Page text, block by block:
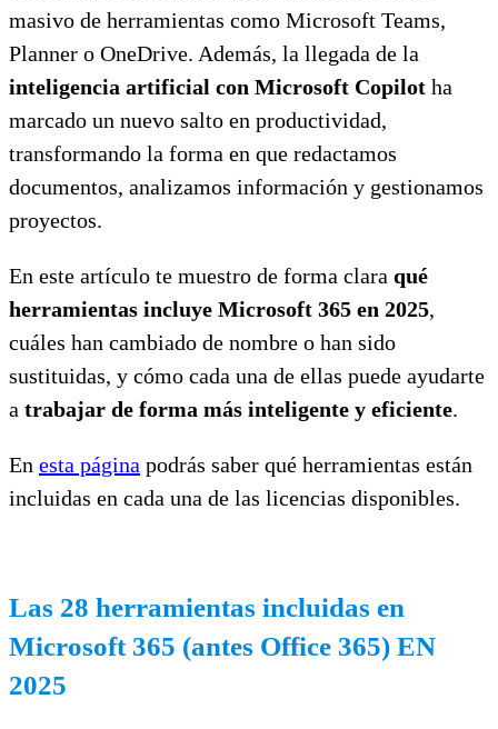
masivo de herramientas como Microsoft Teams,
Planner o OneDrive. Además, la llegada de la
inteligencia artificial con Microsoft Copilot ha
marcado un nuevo salto en productividad,
transformando la forma en que redactamos
documentos, analizamos información y gestionamos
proyectos.
En este artículo te muestro de forma clara qué
herramientas incluye Microsoft 365 en 2025,
cuáles han cambiado de nombre o han sido
sustituidas, y cómo cada una de ellas puede ayudarte
a trabajar de forma más inteligente y eficiente.
En esta página podrás saber qué herramientas están
incluidas en cada una de las licencias disponibles.
Las 28 herramientas incluidas en
Microsoft 365 (antes Office 365) EN
2025